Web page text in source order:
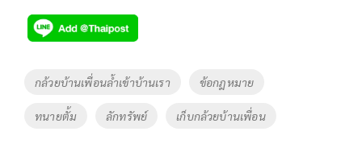
e
b
o
o
k
tt
er
p
y
Li
n
k
Tags
กล้วยบ้านเพื่อนล้ำเข้าบ้านเรา ข้อกฎหมาย
ทนายตั้ม ลักทรัพย์ เก็บกล้วยบ้านเพื่อน